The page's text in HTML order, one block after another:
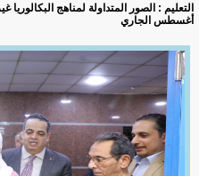
التعليم : الصور المتداولة لمناهج
أغسطس الجاري